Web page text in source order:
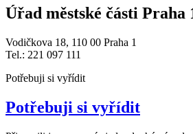
Úřad městské části Praha
Vodičkova 18, 110 00 Praha 1
Tel.: 221 097 111
Potřebuji si vyřídit
Potřebuji si vyřídit